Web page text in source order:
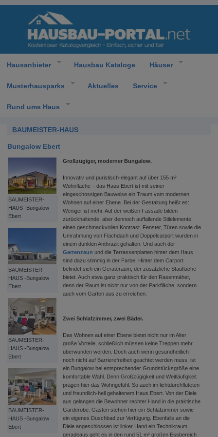
Hausanbieter Hausbau Kataloge Häuser
Musterhausparks Aktuelles Service
Rund ums Haus
BAUMEISTER-HAUS
Bungalow Ebert
BAUMEISTER-
HAUS -Bungalow
Ebert
BAUMEISTER-
HAUS -Bungalow
Ebert
BAUMEISTER-
HAUS -Bungalow
Ebert
BAUMEISTER-
HAUS -Bungalow
Ebert
Großzügiger, moderner Bungalow.
Innovativ und puristisch-elegant auf über 155 m²
Wohnfläche – das Haus Ebert ist mit seiner
eingeschossigen Bauweise ein Traum vom modernen
Wohnen auf einer Ebene. Bei der Gestaltung heißt es:
Weniger ist mehr. Auf der weißen Fassade bilden
zurückhaltende, aber dennoch auffallende Stilelemente
einen geschmackvollen Kontrast. Fenster, Türen sowie die
Umrahmung von Flachdach und Doppelcarport wurden in
einem dunklen Anthrazit gehalten. Und auch der
Gartenzaun und die Terrassenplatten hinter dem Haus
sind dazu stimmig in der Farbe. Hinter dem Carport
befindet sich ein Geräteraum, der zusätzliche Staufläche
bietet. Auch etwa ganz praktisch für den Rasenmäher,
denn der Raum ist nicht nur von der Parkfläche, sondern
auch vom Garten aus zu erreichen.
Zwei Schlafzimmer, zwei Bäder.
Das Wohnen auf einer Ebene bietet nicht nur im Alter
große Vorteile, schließlich müssen keine Treppen mehr
überwunden werden. Doch auch wenn gesundheitlich
noch nicht auf Barrierefreiheit geachtet werden muss, ist
ein Bungalow bei entsprechender Grundstücksgröße eine
komfortable Wahl. Denn Großzügigkeit und Weitläufigkeit
prägen hier das Wohngefühl. So auch im lichtdurchfluteten
und freundlich-hell gehaltenem Haus Ebert. Von der Diele
aus gelangen die Bewohner rechter Hand in die praktische
Garderobe. Gästen stehen hier ein Schlafzimmer sowie
ein eigenes Duschbad zur Verfügung. Ebenfalls an die
Diele angeschlossen ist linker Hand ein Technikraum,
geradeaus geht es in den rund 51 m² großen Essbereich